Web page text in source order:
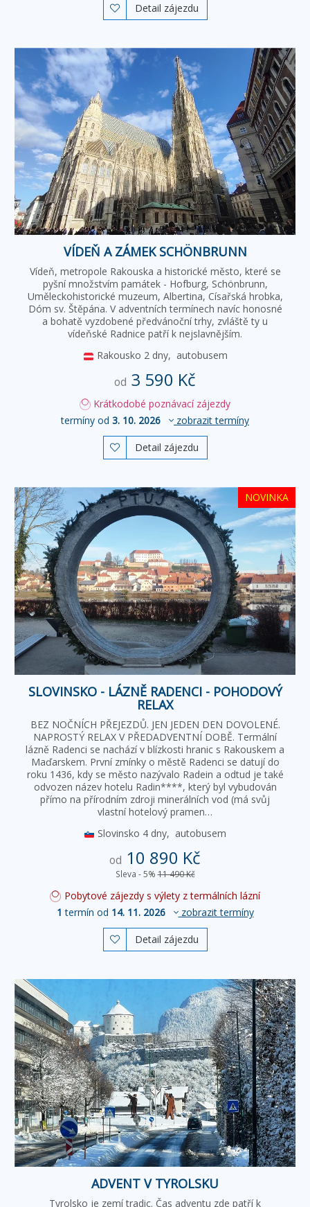
 Detail zájezdu
VÍDEŇ A ZÁMEK SCHÖNBRUNN
Vídeň, metropole Rakouska a historické město, které se
pyšní množstvím památek - Hofburg, Schönbrunn,
Uměleckohistorické muzeum, Albertina, Císařská hrobka,
Dóm sv. Štěpána. V adventních termínech navíc honosné
a bohatě vyzdobené předvánoční trhy, zvláště ty u
vídeňské Radnice patří k nejslavnějším.
Rakousko 2 dny, autobusem
od 3 590 Kč
Krátkodobé poznávací zájezdy
termíny od 3. 10. 2026 zobrazit termíny
 Detail zájezdu
NOVINKA
SLOVINSKO - LÁZNĚ RADENCI - POHODOVÝ
RELAX
BEZ NOČNÍCH PŘEJEZDŮ. JEN JEDEN DEN DOVOLENÉ.
NAPROSTÝ RELAX V PŘEDADVENTNÍ DOBĚ. Termální
lázně Radenci se nachází v blízkosti hranic s Rakouskem a
Maďarskem. První zmínky o městě Radenci se datují do
roku 1436, kdy se město nazývalo Radein a odtud je také
odvozen název hotelu Radin****, který byl vybudován
přímo na přírodním zdroji minerálních vod (má svůj
vlastní hotelový pramen…
Slovinsko 4 dny, autobusem
od 10 890 Kč
Sleva - 5% 11 490 Kč
Pobytové zájezdy s výlety z termálních lázní
1 termín od 14. 11. 2026 zobrazit termíny
 Detail zájezdu
ADVENT V TYROLSKU
Tyrolsko je zemí tradic. Čas adventu zde patří k